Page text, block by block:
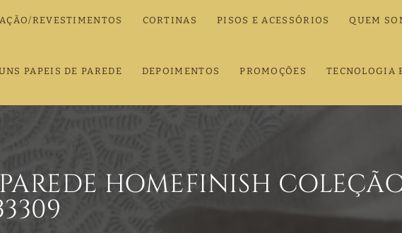
REVESTIMENTOS CORTINAS PISOS E ACESSÓRIOS QUEM
PAPEIS DE PAREDE DEPOIMENTOS PROMOÇÕES TECNOLOGIA
HOMEFINISH